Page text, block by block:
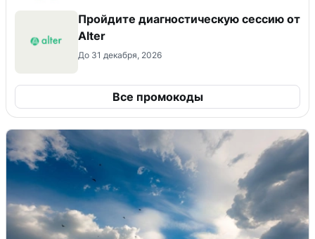
Пройдите диагностическую сессию от
Alter
До 31 декабря, 2026
Все промокоды